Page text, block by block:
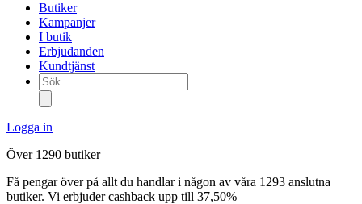
Butiker
Kampanjer
I butik
Erbjudanden
Kundtjänst
Sök...
Logga in
Över 1290 butiker
Få pengar över på allt du handlar i någon av våra 1293 anslutna
butiker. Vi erbjuder cashback upp till 37,50%